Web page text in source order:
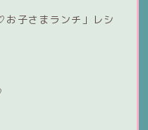
子さまランチ」レシ